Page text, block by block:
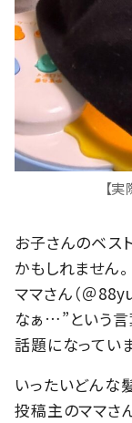
【
お子さんのベス
かもしれません。
ママさん（＠
なぁ…”という言
話題になってい
いったいどんな
投稿主のママさ